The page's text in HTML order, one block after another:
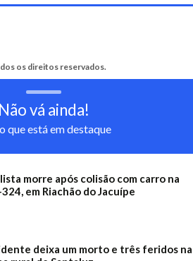
os direitos reservados.
Não vá ainda!
que está em destaque
morre após colisão com carro na
324, em Riachão do Jacuípe
deixa um morto e três feridos na